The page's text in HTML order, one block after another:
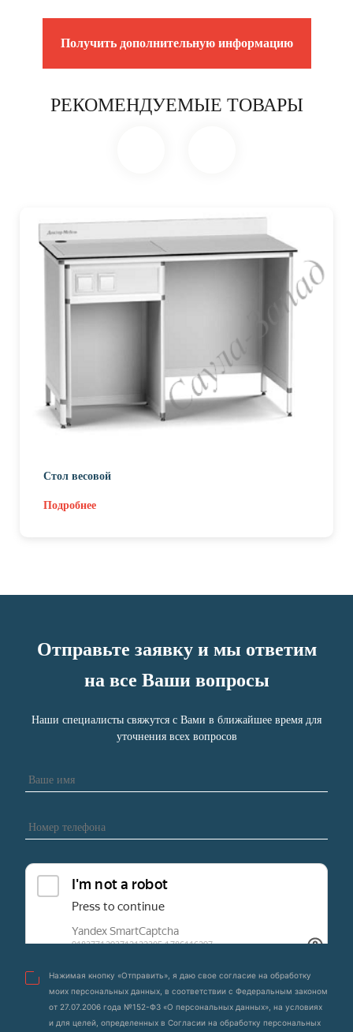
Получить дополнительную информацию
РЕКОМЕНДУЕМЫЕ ТОВАРЫ
Стол весовой
Подробнее
Отправьте заявку и мы ответим
на все Ваши вопросы
Наши специалисты свяжутся с Вами в ближайшее время для
уточнения всех вопросов
Нажимая кнопку «Отправить», я даю свое согласие на обработку
моих персональных данных, в соответствии с Федеральным законом
от 27.07.2006 года №152-ФЗ «О персональных данных», на условиях
и для целей, определенных в Согласии на обработку персональных